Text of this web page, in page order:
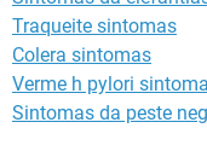
Traqueite sintomas
Colera sintomas
Verme h pylori
Sintomas da peste